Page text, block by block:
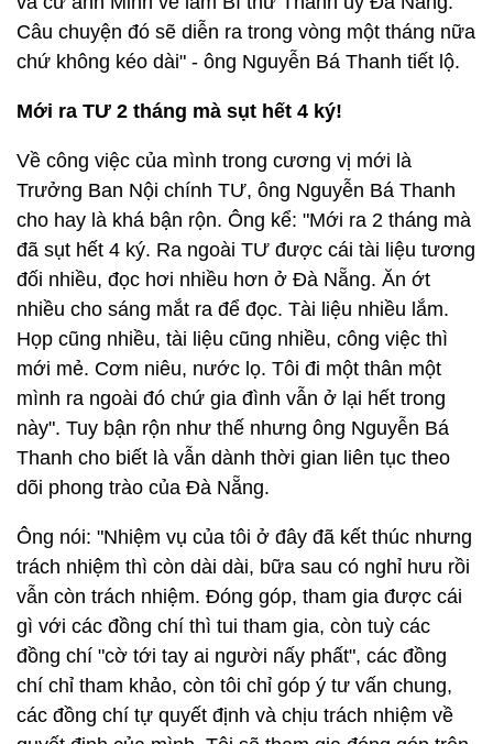
Câu chuyện đó sẽ diễn ra trong vòng một tháng nữa
chứ không kéo dài" - ông Nguyễn Bá Thanh tiết lộ.
Mới ra TƯ 2 tháng mà sụt hết 4 ký!
Về công việc của mình trong cương vị mới là
Trưởng Ban Nội chính TƯ, ông Nguyễn Bá Thanh
cho hay là khá bận rộn. Ông kể: "Mới ra 2 tháng mà
đã sụt hết 4 ký. Ra ngoài TƯ được cái tài liệu tương
đối nhiều, đọc hơi nhiều hơn ở Đà Nẵng. Ăn ớt
nhiều cho sáng mắt ra để đọc. Tài liệu nhiều lắm.
Họp cũng nhiều, tài liệu cũng nhiều, công việc thì
mới mẻ. Cơm niêu, nước lọ. Tôi đi một thân một
mình ra ngoài đó chứ gia đình vẫn ở lại hết trong
này". Tuy bận rộn như thế nhưng ông Nguyễn Bá
Thanh cho biết là vẫn dành thời gian liên tục theo
dõi phong trào của Đà Nẵng.
Ông nói: "Nhiệm vụ của tôi ở đây đã kết thúc nhưng
trách nhiệm thì còn dài dài, bữa sau có nghỉ hưu rồi
vẫn còn trách nhiệm. Đóng góp, tham gia được cái
gì với các đồng chí thì tui tham gia, còn tuỳ các
đồng chí "cờ tới tay ai người nấy phất", các đồng
chí chỉ tham khảo, còn tôi chỉ góp ý tư vấn chung,
các đồng chí tự quyết định và chịu trách nhiệm về